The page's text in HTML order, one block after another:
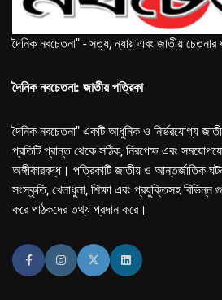
দৈনিক নবচেতনা" - সত্য, ন্যায় এবং জাতীয় চেতনার
দৈনিক নবচেতনা: জাতীয় পত্রিকা
দৈনিক নবচেতনা" একটি আধুনিক ও নির্ভরযোগ্য
প্রতিটি প্রান্ত থেকে সঠিক, নিরপেক্ষ এবং
অঙ্গীকারবদ্ধ। পত্রিকাটি জাতীয় ও আন্তর্জাতিক
সংস্কৃতি, খেলাধুলা, শিক্ষা এবং প্রযুক্তিসহ বিভিন্ন
করে পাঠকদের তথ্য প্রদান করে।